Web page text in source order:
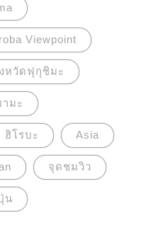
Viewpoint
หวัดฟุกุชิมะ
ามะ
ฮิโรบะ Asia
จุดชมวิว
น